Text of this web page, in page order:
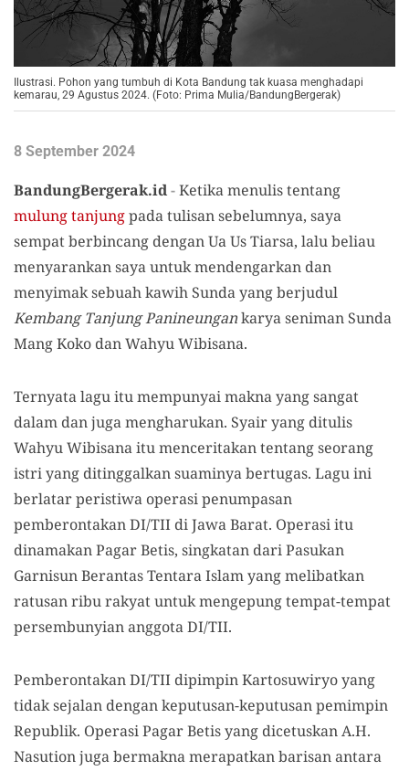
Ilustrasi. Pohon yang tumbuh di Kota Bandung tak kuasa menghadapi
kemarau, 29 Agustus 2024. (Foto: Prima Mulia/BandungBergerak)
8 September 2024
BandungBergerak.id-Ketika menulis tentang
mulung tanjungpada tulisan sebelumnya, saya
sempat berbincang dengan Ua Us Tiarsa, lalu beliau
menyarankan saya untuk mendengarkan dan
menyimak sebuah kawih Sunda yang berjudul
Kembang Tanjung Panineungankarya seniman Sunda
Mang Koko dan Wahyu Wibisana.
Ternyata lagu itu mempunyai makna yang sangat
dalam dan juga mengharukan. Syair yang ditulis
Wahyu Wibisana itu menceritakan tentang seorang
istri yang ditinggalkan suaminya bertugas. Lagu ini
berlatar peristiwa operasi penumpasan
pemberontakan DI/TII di Jawa Barat. Operasi itu
dinamakan Pagar Betis, singkatan dari Pasukan
Garnisun Berantas Tentara Islam yang melibatkan
ratusan ribu rakyat untuk mengepung tempat-tempat
persembunyian anggota DI/TII.
Pemberontakan DI/TII dipimpin Kartosuwiryo yang
tidak sejalan dengan keputusan-keputusan pemimpin
Republik. Operasi Pagar Betis yang dicetuskan A.H.
Nasution juga bermakna merapatkan barisan antara